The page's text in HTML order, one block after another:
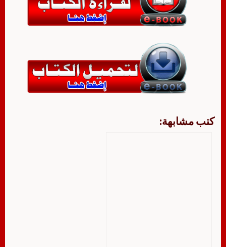
كتب مشابهة: